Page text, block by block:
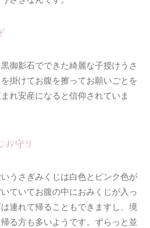
御影石でできた綺麗な子授けうさ
掛けてお腹を擦ってお願いごとを
れ安産になると信仰されていま
お守り
うさぎみくじは白色とピンク色が
ていてお腹の中におみくじが入っ
連れて帰ることもできますし、境
る方も多いようです。ずらっと並